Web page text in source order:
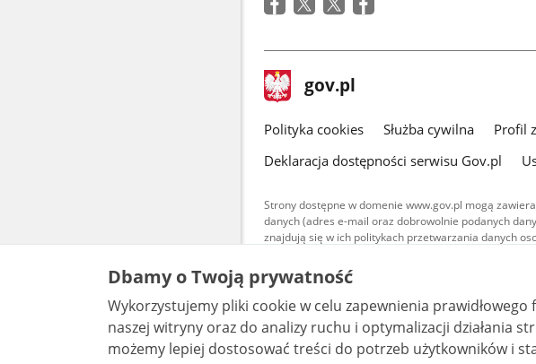
stopka
gov.pl Strona
gov.pl
gov.pl
Polityka cookies Służba cywilna Profil
Deklaracja dostępności serwisu Gov.pl
Strony dostępne w domenie www.gov.pl mogą
danych (adres e-mail oraz dobrowolnie podanych
znajdują się w ich politykach przetwarzania danych
Treści tekstowe publikowane w serwisie
udostępniane na licencji typu Creative
warunkach 4.0 (CC BY-SA 4.0).
są udostępniane na licencji typu
bez utworów zależnych 4.0 (CC BY-NC-
Dbamy o Twoją prywatność
Wykorzystujemy pliki cookie w celu zapewnienia prawidłowego
naszej witryny oraz do analizy ruchu i optymalizacji działania strony.
możemy lepiej dostosować treści do potrzeb użytkowników i